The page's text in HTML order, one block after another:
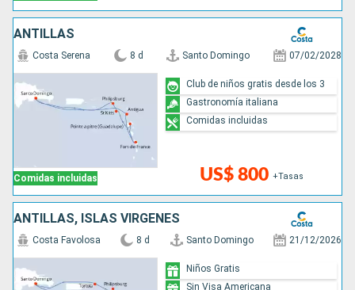
ANTILLAS
Comidas incluidas
Costa Serena 8 d Santo Domingo 07/02/2028
US$ 800 +Tasas
Club de niños gratis desde los 3
Gastronomía italiana
Comidas incluidas
ANTILLAS, ISLAS VÍRGENES
Costa Favolosa 8 d Santo Domingo 21/12/2026
Niños Gratis
Sin Visa Americana